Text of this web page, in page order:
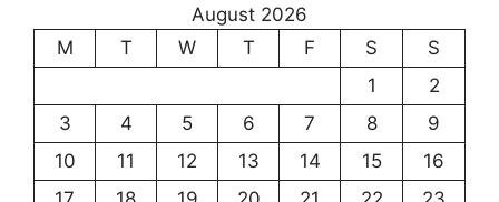
August 2026
M
T W T F S
S
1
2
3
4 5 6 7 8
9
10
11 12 13 14 15
16